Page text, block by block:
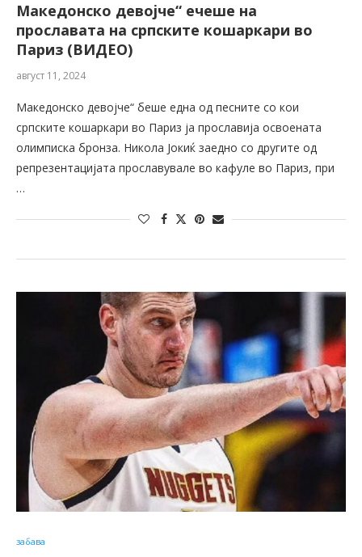
Македонско девојче“ ечеше на
прославата на српските кошаркари во
Париз (ВИДЕО)
август 11, 2024
Македонско девојче“ беше една од песните со кои
српските кошаркари во Париз ја прославија освоената
олимписка бронза. Никола Јокиќ заедно со другите од
репрезентацијата прославувале во кафуле во Париз, при
…
забава